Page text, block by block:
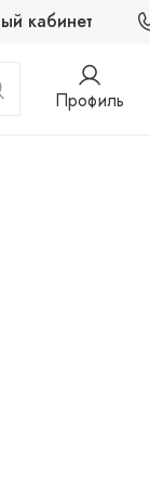
кабинет
Профиль